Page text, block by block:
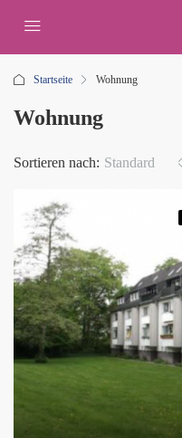
Startseite Wohnung
Wohnung
Sortieren nach: Standard